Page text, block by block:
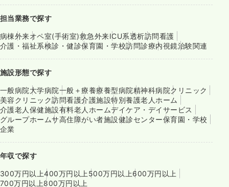
担当業務で探す
病棟外来オペ室(手術室)救急外来ICU系透析訪問看護
介護・福祉系検診・健診保育園・学校訪問診療内視鏡治験関連
施設形態で探す
一般病院大学病院一般＋療養療養型病院精神科病院クリニック
美容クリニック訪問看護介護施設特別養護老人ホーム
介護老人保健施設有料老人ホームデイケア・デイサービス
グループホームサ高住障がい者施設健診センター保育園・学校
企業
年収で探す
300万円以上400万円以上 500万円以上600万円以上
700万円以上800万円以上